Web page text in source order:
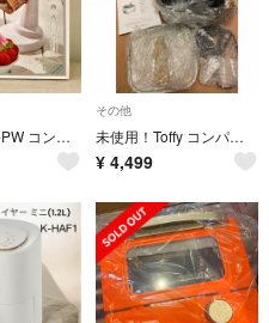
Toffy K-IS10-PW コンパクトふわふわかき氷器 手動 ピュアホワイト LADONNA ラドンナ トフィー
その他
未使用！Toffy コンパクトマルチ電気鍋 PALE AQUA K-HP3-PA
¥ 4,499